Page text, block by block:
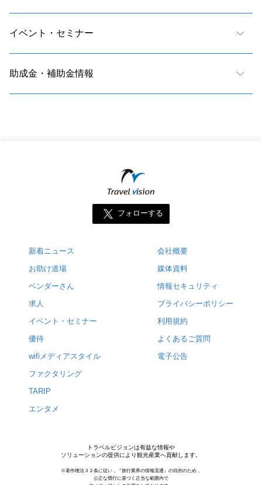
イベント・セミナー
助成金・補助金情報
フォローする
新着ニュース
お助け道場
ベンダーさん
求人
イベント・セミナー
優待
wifiメディアスタイル
ファクタリング
TARIP
エンタメ
会社概要
媒体資料
情報セキュリティ
プライバシーポリシー
利用規約
よくあるご質問
電子公告
トラベルビジョンは有益な情報や
ソリューションの提供により観光産業へ貢献します。
※著作権法３２条に従い，『旅行業界の情報流通』の目的のため，
公正な慣行に基づく正当な範囲内で